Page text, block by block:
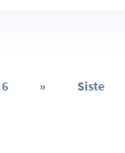
6 » Siste